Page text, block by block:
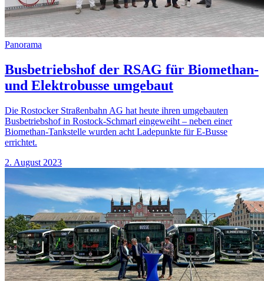
Panorama
Busbetriebshof der RSAG für Biomethan-
und Elektrobusse umgebaut
Die Rostocker Straßenbahn AG hat heute ihren umgebauten
Busbetriebshof in Rostock-Schmarl eingeweiht – neben einer
Biomethan-Tankstelle wurden acht Ladepunkte für E-Busse
errichtet.
2. August 2023